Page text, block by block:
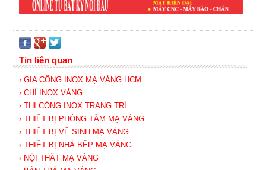
Tin liên quan
› GIA CÔNG INOX MẠ VÀNG HCM
› CHỈ INOX VÀNG
› THI CÔNG INOX TRANG TRÍ
› THIẾT BỊ PHÒNG TẮM MẠ VÀNG
› THIẾT BỊ VỆ SINH MẠ VÀNG
› THIẾT BỊ NHÀ BẾP MẠ VÀNG
› NỘI THẤT MẠ VÀNG